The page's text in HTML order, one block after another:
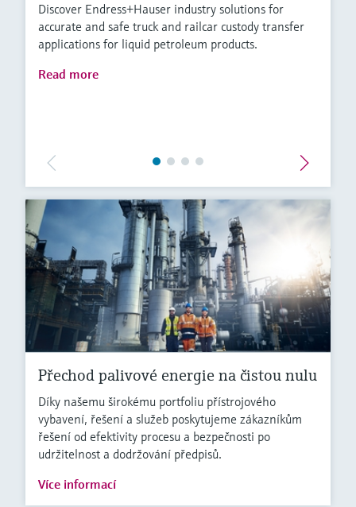
Discover Endress+Hauser industry solutions for
accurate and safe truck and railcar custody transfer
applications for liquid petroleum products.
Read more
Přechod palivové energie na čistou nulu
Díky našemu širokému portfoliu přístrojového
vybavení, řešení a služeb poskytujeme zákazníkům
řešení od efektivity procesu a bezpečnosti po
udržitelnost a dodržování předpisů.
Více informací